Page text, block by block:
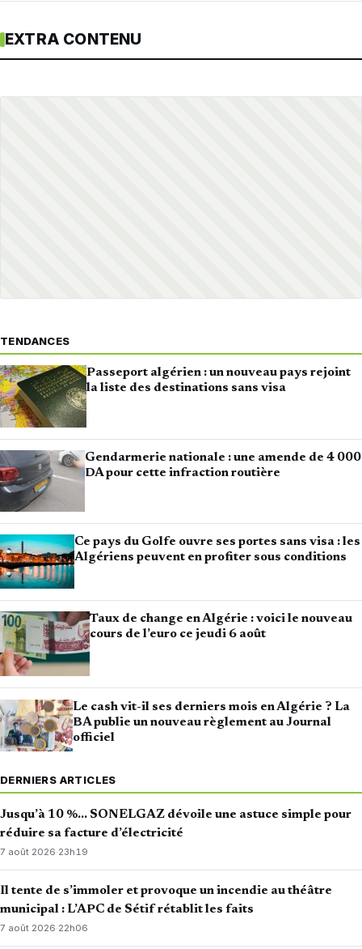
EXTRA CONTENU
TENDANCES
Passeport algérien : un nouveau pays rejoint
la liste des destinations sans visa
Gendarmerie nationale : une amende de 4 000
DA pour cette infraction routière
Ce pays du Golfe ouvre ses portes sans visa : les
Algériens peuvent en profiter sous conditions
Taux de change en Algérie : voici le nouveau
cours de l’euro ce jeudi 6 août
Le cash vit-il ses derniers mois en Algérie ? La
BA publie un nouveau règlement au Journal
officiel
DERNIERS ARTICLES
Jusqu’à 10 %… SONELGAZ dévoile une astuce simple pour
réduire sa facture d’électricité
7 août 2026·23h19
Il tente de s’immoler et provoque un incendie au théâtre
municipal : L’APC de Sétif rétablit les faits
7 août 2026·22h06